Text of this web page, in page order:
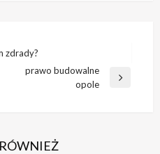
zdrady?
prawo budowalne
opole